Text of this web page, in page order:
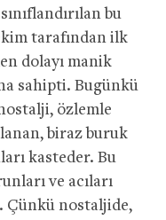
bu
tarafından ilk
dolayı manik
sahipti. Bugünkü
özlemle
biraz buruk
kasteder. Bu
ve acıları
Çünkü nostaljide,